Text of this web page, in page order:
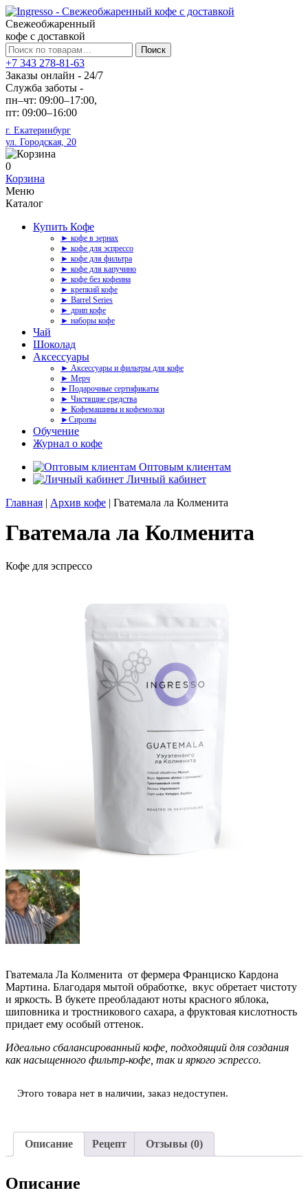
Свежеобжаренный
кофе с доставкой
Искать:
Поиск
+7 343 278-81-63
Заказы онлайн - 24/7
Служба заботы -
пн–чт: 09:00–17:00,
пт: 09:00–16:00
г. Екатеринбург
ул. Городская, 20
0
Корзина
Меню
Каталог
Купить Кофе
► кофе в зернах
► кофе для эспрессо
► кофе для фильтра
► кофе для капучино
► кофе без кофеина
► крепкий кофе
► Barrel Series
► дрип кофе
► наборы кофе
Чай
Шоколад
Аксессуары
► Аксессуары и фильтры для кофе
► Мерч
►Подарочные сертификаты
► Чистящие средства
► Кофемашины и кофемолки
►Сиропы
Обучение
Журнал о кофе
Оптовым клиентам
Личный кабинет
Главная | Архив кофе | Гватемала ла Колменита
Гватемала ла Колменита
Кофе для эспрессо
Гватемала Ла Колменита от фермера Франциско Кардона
Мартина. Благодаря мытой обработке, вкус обретает чистоту
и яркость. В букете преобладают ноты красного яблока,
шиповника и тростникового сахара, а фруктовая кислотность
придает ему особый оттенок.
Идеально сбалансированный кофе, подходящий для создания
как насыщенного фильтр-кофе, так и яркого эспрессо.
Этого товара нет в наличии, заказ недоступен.
Описание Рецепт Отзывы (0)
Описание